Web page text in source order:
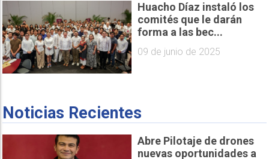
Huacho Díaz instaló los
comités que le darán
forma a las bec...
09 de junio de 2025
Noticias Recientes
Abre Pilotaje de drones
nuevas oportunidades a